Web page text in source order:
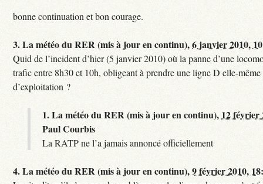
bonne continuation et bon courage.
3.La météo du RER (mis à jour en continu),6 janvier 2010,
Quid de l’incident d’hier (5 janvier 2010) où la panne d’une
trafic entre 8h30 et 10h, obligeant à prendre une ligne D elle-
d’exploitation ?
1.La météo du RER (mis à jour en continu), 12 février
Paul Courbis
La RATP ne l’a jamais annoncé officiellement
4.La météo du RER (mis à jour en continu),9 février 2010,